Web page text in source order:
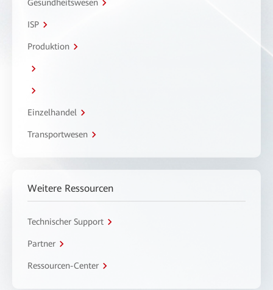
Gesundheitswesen
ISP
Produktion
Einzelhandel
Transportwesen
Weitere Ressourcen
Technischer Support
Partner
Ressourcen-Center